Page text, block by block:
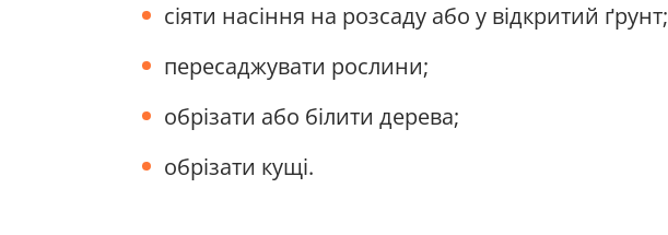
сіяти насіння на розсаду або у відкритий ґрунт;
пересаджувати рослини;
обрізати або білити дерева;
обрізати кущі.